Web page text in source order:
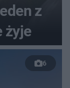
z
żyje
6